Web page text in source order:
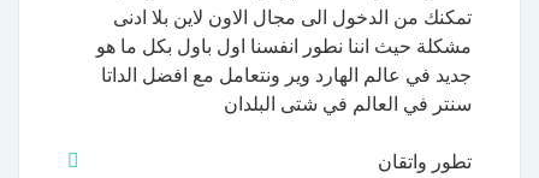
تمكنك من الدخول الى مجال الاون لاين بلا ادنى
مشكلة حيث اننا نطور انفسنا اول باول بكل ما هو
جديد في عالم الهارد وير ونتعامل مع افضل الداتا
سنتر في العالم في شتى البلدان
تطور واتقان